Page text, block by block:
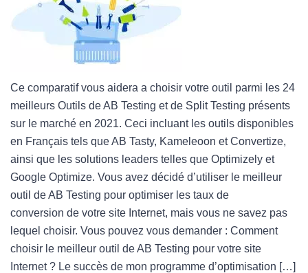
Ce comparatif vous aidera a choisir votre outil parmi les 24
meilleurs Outils de AB Testing et de Split Testing présents
sur le marché en 2021. Ceci incluant les outils disponibles
en Français tels que AB Tasty, Kameleoon et Convertize,
ainsi que les solutions leaders telles que Optimizely et
Google Optimize. Vous avez décidé d’utiliser le meilleur
outil de AB Testing pour optimiser les taux de
conversion de votre site Internet, mais vous ne savez pas
lequel choisir. Vous pouvez vous demander : Comment
choisir le meilleur outil de AB Testing pour votre site
Internet ? Le succès de mon programme d’optimisation […]